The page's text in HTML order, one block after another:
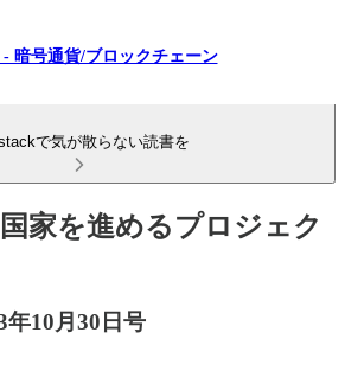
- 暗号通貨/ブロックチェーン
で気が散らない読書を
家を進めるプロジェク
年10月30日号